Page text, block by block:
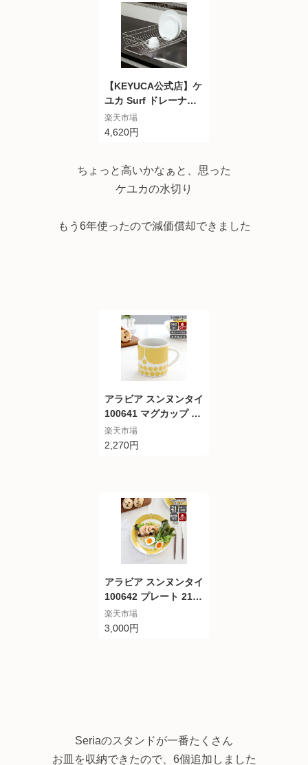
【KEYUCA公式店】ケ
ユカ Surf ドレーナー |
おしゃれ 水切りかご
シンプル 水切りラック
ッチン用品 水切りバス
ケット シンクラック
ック シンク内 キッチ
楽天市場
4,620円
ちょっと高いかなぁと、思った
ケユカの水切り
もう6年使ったので減価償却できました
アラビア スンヌンタイ
100641 マグカップ 35
0ml 復刻版 Arabia Su
nnuntai 【耐熱 電子
楽天市場
2,270円
アラビア スンヌンタイ
100642 プレート 21c
m 復刻版 Arabia Sun
nuntai 【耐熱 電子レ
楽天市場
3,000円
Seriaのスタンドが一番たくさん
お皿を収納できたので、6個追加しました